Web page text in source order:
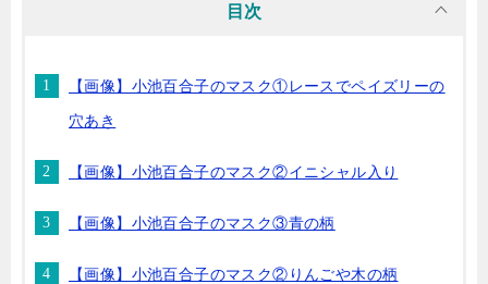
目次
【画像】小池百合子のマスク①レースでペイズリーの
穴あき
【画像】小池百合子のマスク②イニシャル入り
【画像】小池百合子のマスク③青の柄
【画像】小池百合子のマスク②りんごや木の柄